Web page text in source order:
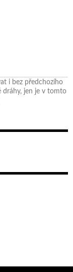
i bez předchozího
dráhy, jen je v tomto